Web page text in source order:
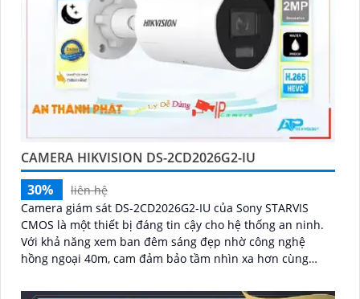
CAMERA HIKVISION DS-2CD2026G2-IU
30%
liên hệ
Camera giám sát DS-2CD2026G2-IU của Sony STARVIS
CMOS là một thiết bị đáng tin cậy cho hệ thống an ninh.
Với khả năng xem ban đêm sáng đẹp nhờ công nghệ
hồng ngoại 40m, cam đảm bảo tầm nhìn xa hơn cùng